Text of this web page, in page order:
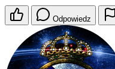
Odpowiedz